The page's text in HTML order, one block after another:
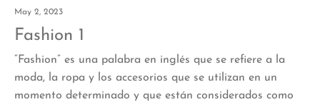
May 2, 2023
Fashion 1
“Fashion” es una palabra en inglés que se refiere a la
moda, la ropa y los accesorios que se utilizan en un
momento determinado y que están considerados como